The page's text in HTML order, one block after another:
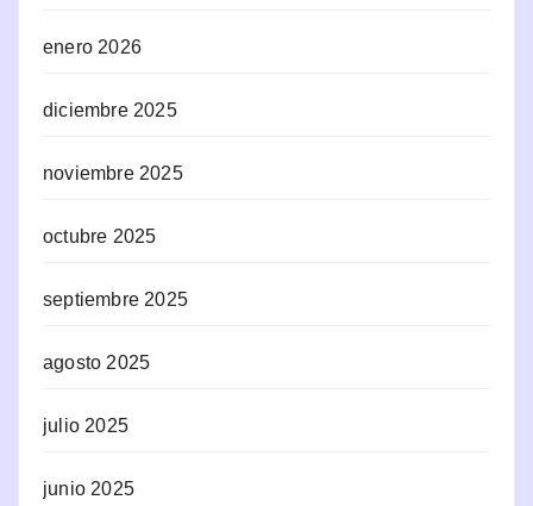
enero 2026
diciembre 2025
noviembre 2025
octubre 2025
septiembre 2025
agosto 2025
julio 2025
junio 2025